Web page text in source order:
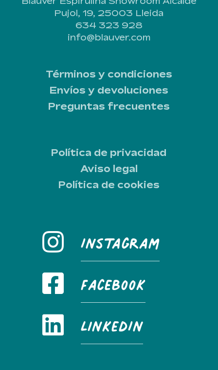
Pujol, 19, 25003 Lleida
634 323 928
info@blauver.com
Términos y condiciones
Envíos y devoluciones
Preguntas frecuentes
Política de privacidad
Aviso legal
Política de cookies
Instagram
FaceBook
LinkedIn